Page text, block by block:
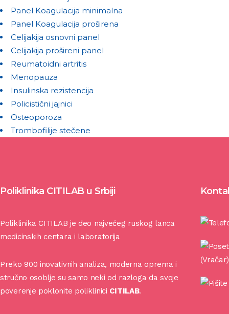
Panel Koagulacija minimalna
Panel Koagulacija proširena
Celijakija osnovni panel
Celijakija prošireni panel
Reumatoidni artritis
Menopauza
Insulinska rezistencija
Policistični jajnici
Osteoporoza
Trombofilije stečene
Poliklinika CITILAB u Srbiji
Poliklinika CITILAB je deo najvećeg ruskog lanca
medicinskih centara i laboratorija
Preko 900 inovativnih analiza, moderna oprema i
stručno osoblje su samo neki od razloga da svoje
poverenje poklonite poliklinici CITILAB.